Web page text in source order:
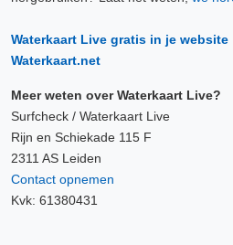
Waterkaart Live gratis in je website
Waterkaart.net
Meer weten over Waterkaart Live?
Surfcheck / Waterkaart Live
Rijn en Schiekade 115 F
2311 AS Leiden
Contact opnemen
Kvk: 61380431